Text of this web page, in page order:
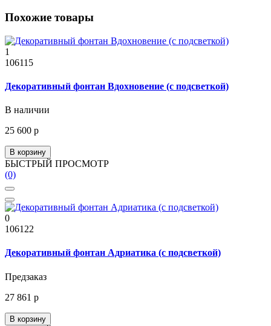
Похожие товары
1
106115
Декоративный фонтан Вдохновение (с подсветкой)
В наличии
25 600 р
В корзину
БЫСТРЫЙ ПРОСМОТР
(0)
0
106122
Декоративный фонтан Адриатика (с подсветкой)
Предзаказ
27 861 р
В корзину